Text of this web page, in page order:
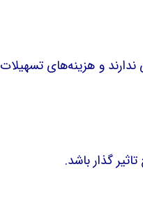
و هزینه‌های تسهیلات
گذار باشد.